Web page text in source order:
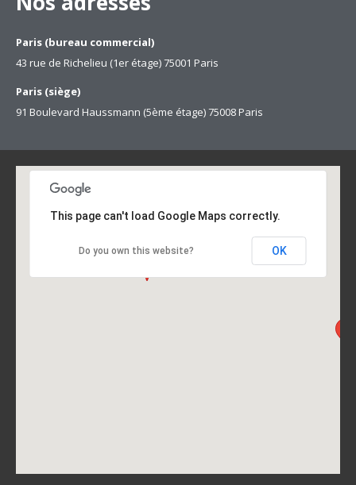
Paris (bureau commercial)
43 rue de Richelieu (1er étage) 75001 Paris
Paris (siège)
91 Boulevard Haussmann (5ème étage) 75008 Paris
This page can't load Google Maps correctly.
Do you own this website? OK